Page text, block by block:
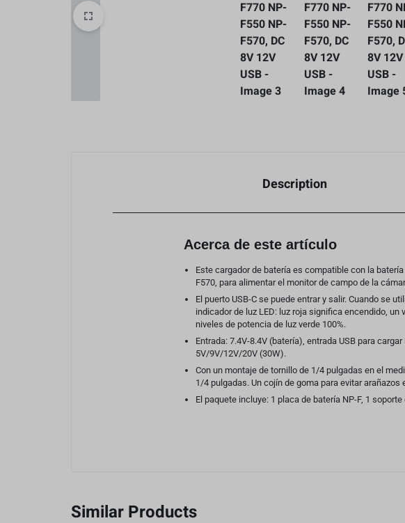
Description
Acerca de este artículo
Este cargador de batería es compatible con la
F570, para alimentar el monitor de campo de la
El puerto USB-C se puede entrar y salir. Cuando se
indicador de luz LED: luz roja significa encendido,
niveles de potencia de luz verde 100%.
Entrada: 7.4V-8.4V (batería), entrada USB para
5V/9V/12V/20V (30W).
Con un montaje de tornillo de 1/4 pulgadas en el
1/4 pulgadas. Un cojín de goma para evitar
El paquete incluye: 1 placa de batería NP-F, 1
Similar Products